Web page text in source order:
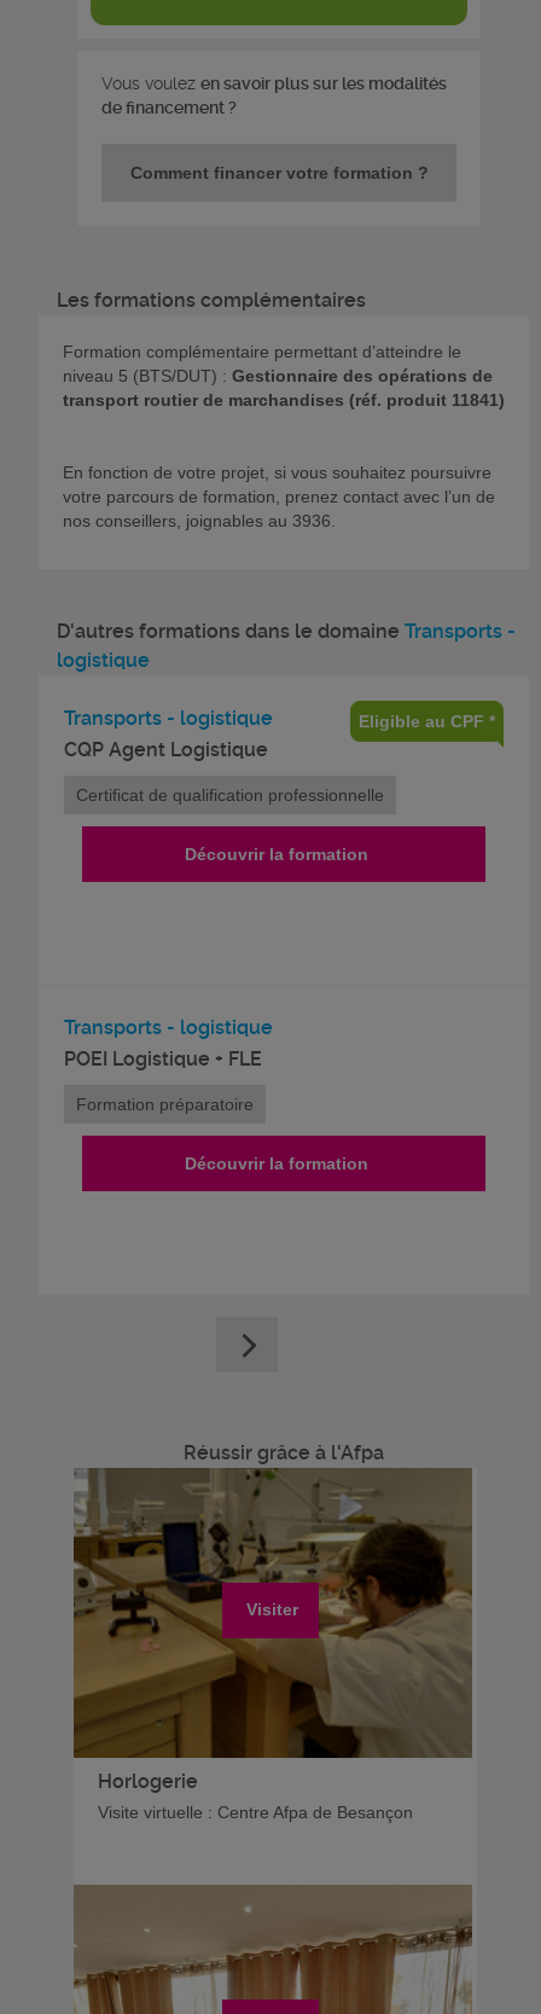
Vous voulez en savoir plus sur les modalités
de financement ?
Comment financer votre formation ?
Les formations complémentaires
Formation complémentaire permettant d’atteindre le
niveau 5 (BTS/DUT) : Gestionnaire des opérations de
transport routier de marchandises (réf. produit 11841)
En fonction de votre projet, si vous souhaitez poursuivre
votre parcours de formation, prenez contact avec l’un de
nos conseillers, joignables au 3936.
D'autres formations dans le domaine Transports -
logistique
Transports - logistique
CQP Agent Logistique
Eligible au CPF *
Certificat de qualification professionnelle
Découvrir la formation
Transports - logistique
POEI Logistique + FLE
Formation préparatoire
Découvrir la formation
Réussir grâce à l'Afpa
Visiter
Horlogerie
Visite virtuelle : Centre Afpa de Besançon